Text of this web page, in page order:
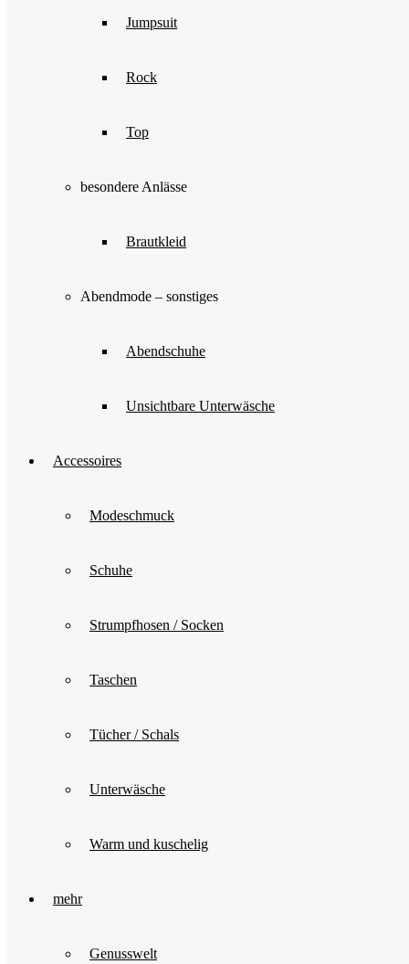
Jumpsuit
Rock
Top
besondere Anlässe
Brautkleid
Abendmode – sonstiges
Abendschuhe
Unsichtbare Unterwäsche
Accessoires
Modeschmuck
Schuhe
Strumpfhosen / Socken
Taschen
Tücher / Schals
Unterwäsche
Warm und kuschelig
mehr
Genusswelt